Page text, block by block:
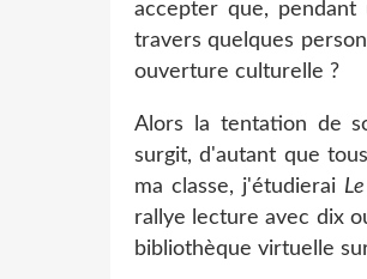
accepter que,
travers quelques
ouverture culturelle ?
Alors la tentation de
surgit, d'autant que
ma classe, j'étudierai
rallye lecture avec dix
bibliothèque virtuelle